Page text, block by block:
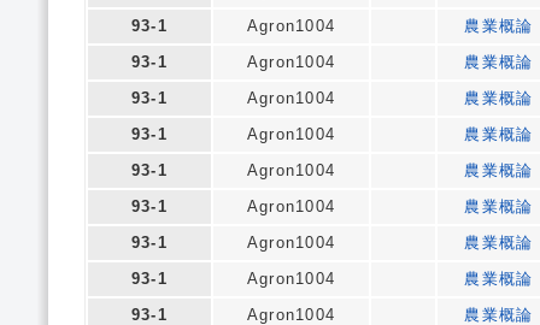
93-1
Agron1004
農業概論
93-1
Agron1004
農業概論
93-1
Agron1004
農業概論
93-1
Agron1004
農業概論
93-1
Agron1004
農業概論
93-1
Agron1004
農業概論
93-1
Agron1004
農業概論
93-1
Agron1004
農業概論
93-1
Agron1004
農業概論